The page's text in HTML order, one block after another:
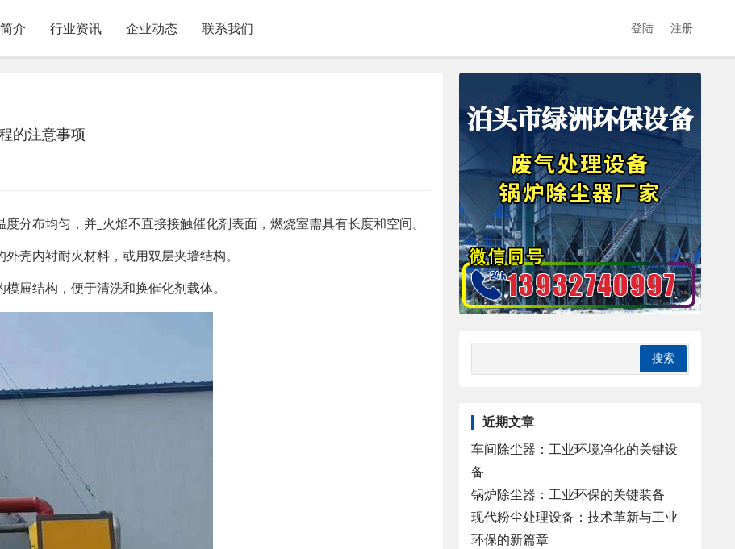
介 行业资讯 企业动态 联系我们 登陆 注册
的注意事项
分布均匀，并_火焰不直接接触催化剂表面，燃烧室需具有长度和空间。
壳内衬耐火材料，或用双层夹墙结构。
屉结构，便于清洗和换催化剂载体。
近期文章
车间除尘器：工业环境净化的关键设
备
锅炉除尘器：工业环保的关键装备
现代粉尘处理设备：技术革新与工业
环保的新篇章